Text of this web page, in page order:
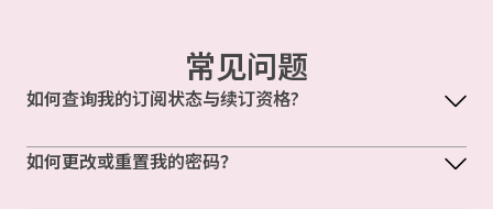
常见问题
如何查询我的订阅状态与续订资格?
如何更改或重置我的密码？